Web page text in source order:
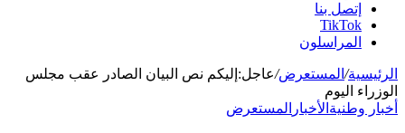
إتصل بنا
TikTok
المراسلون
الرئيسية/ المستعرض/عاجل:إليكم نص البيان الصادر عقب مجلس
الوزراء اليوم
أخبار وطنية الأخبار المستعرض